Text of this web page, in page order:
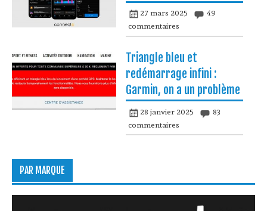
27 mars 2025
49
commentaires
Triangle bleu et
redémarrage infini :
Garmin, on a un problème
28 janvier 2025
83
commentaires
PAR MARQUE